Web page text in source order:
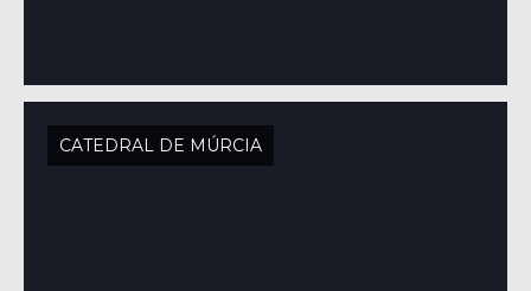
CATEDRAL DE MÚRCIA